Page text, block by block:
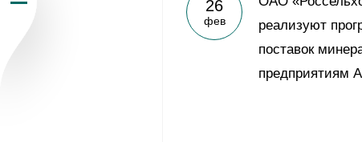
Пресс-центр
Карьера
26
фев
реализуют
поставок
предприятиям